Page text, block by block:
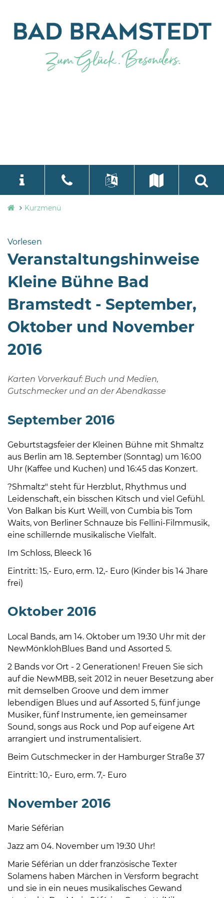
Stadtverwaltung
Bramstedt
24576 Bad
Bramstedt
04192-
Mo,
Fr
08
Uhr
Do
08
und
14
sowie
außerhalb
der
Öffnungszeiten
nach
Vereinbarung.
language
Kurzmenü
Vorlesen
Veranstaltungshinweise
Kleine Bühne Bad
Bramstedt - September,
Oktober und November
2016
Karten Vorverkauf: Buch und Medien,
Gutschmecker und an der Abendkasse
September 2016
Geburtstagsfeier der Kleinen Bühne mit Shmaltz
aus Berlin am 18. September (Sonntag) um 16:00
Uhr (Kaffee und Kuchen) und 16:45 das Konzert.
?Shmaltz" steht für Herzblut, Rhythmus und
Leidenschaft, ein bisschen Kitsch und viel Gefühl.
Von Balkan bis Kurt Weill, von Cumbia bis Tom
Waits, von Berliner Schnauze bis Fellini-Filmmusik,
eine schillernde musikalische Vielfalt.
Im Schloss, Bleeck 16
Eintritt: 15,- Euro, erm. 12,- Euro (Kinder bis 14 Jhare
frei)
Oktober 2016
Local Bands, am 14. Oktober um 19:30 Uhr mit der
NewMönklohBlues Band und Assorted 5.
2 Bands vor Ort - 2 Generationen! Freuen Sie sich
auf die NewMBB, seit 2012 in neuer Besetzung aber
mit demselben Groove und dem immer
lebendigen Blues und auf Assorted 5, fünf junge
Musiker, fünf Instrumente, ien gemeinsamer
Sound, songs aus Rock und Pop auf eigene Art
arrangiert und instrumentalisiert.
Beim Gutschmecker in der Hamburger Straße 37
Eintritt: 10,- Euro, erm. 7,- Euro
November 2016
Marie Séférian
Jazz am 04. November um 19:30 Uhr!
Marie Séférian un dder französische Texter
Solamens haben Märchen in Versform begracht
und sie in ein neues musikalisches Gewand